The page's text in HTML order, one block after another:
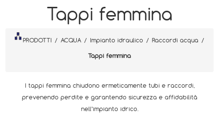
Tappi femmina
PRODOTTI / ACQUA / Impianto idraulico / Raccordi acqua /
Tappi femmina
I tappi femmina chiudono ermeticamente tubi e raccordi,
prevenendo perdite e garantendo sicurezza e affidabilità
nell’impianto idrico.